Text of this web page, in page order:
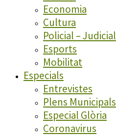
Economia
Cultura
Policial – Judicial
Esports
Mobilitat
Especials
Entrevistes
Plens Municipals
Especial Glòria
Coronavirus